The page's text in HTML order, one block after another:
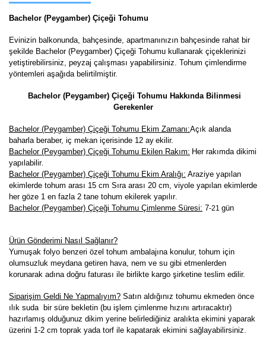
Bachelor (Peygamber) Çiçeği Tohumu
Evinizin balkonunda, bahçesinde, apartmanınızın bahçesinde rahat bir
şekilde Bachelor (Peygamber) Çiçeği Tohumu kullanarak çiçeklerinizi
yetiştirebilirsiniz, peyzaj çalışması yapabilirsiniz. Tohum çimlendirme
yöntemleri aşağıda belirtilmiştir.
Bachelor (Peygamber) Çiçeği Tohumu Hakkında Bilinmesi
Gerekenler
Bachelor (Peygamber) Çiçeği Tohumu Ekim Zamanı:Açık alanda
baharla beraber, iç mekan içerisinde 12 ay ekilir.
Bachelor (Peygamber) Çiçeği Tohumu Ekilen Rakım: Her rakımda dikimi
yapılabilir.
Bachelor (Peygamber) Çiçeği Tohumu Ekim Aralığı: Araziye yapılan
ekimlerde tohum arası 15 cm Sıra arası 20 cm, viyole yapılan ekimlerde
her göze 1 en fazla 2 tane tohum ekilerek yapılır.
Bachelor (Peygamber) Çiçeği Tohumu Çimlenme Süresi: 7-21 gün
Ürün Gönderimi Nasıl Sağlanır?
Yumuşak folyo benzeri özel tohum ambalajına konulur, tohum için
olumsuzluk meydana getiren hava, nem ve su gibi etmenlerden
korunarak adına doğru faturası ile birlikte kargo şirketine teslim edilir.
Siparişim Geldi Ne Yapmalıyım? Satın aldığınız tohumu ekmeden önce
ılık suda bir süre bekletin (bu işlem çimlenme hızını artıracaktır)
hazırlamış olduğunuz dikim yerine belirlediğiniz aralıkta ekimini yaparak
üzerini 1-2 cm toprak yada torf ile kapatarak ekimini sağlayabilirsiniz.